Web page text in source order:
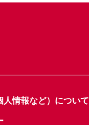
情報など）について